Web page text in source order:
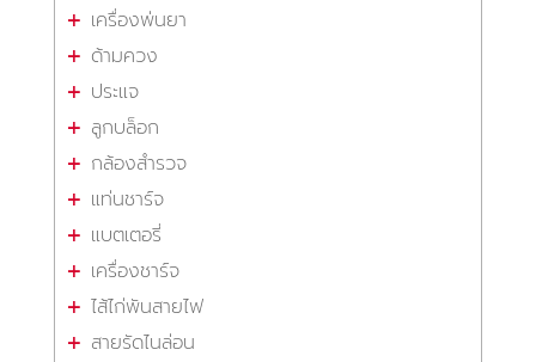
เครื่องพ่นยา
ด้ามควง
ประแจ
ลูกบล็อก
กล้องสำรวจ
แท่นชาร์จ
แบตเตอรี่
เครื่องชาร์จ
ไส้ไก่พันสายไฟ
สายรัดไนล่อน